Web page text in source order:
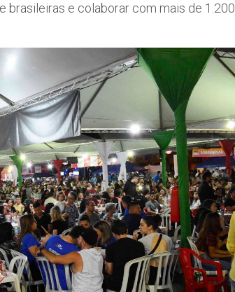
brasileiras e colaborar com mais de 1.200